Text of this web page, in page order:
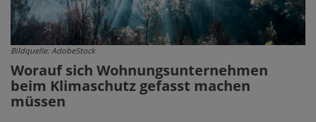
Bildquelle: AdobeStock
Worauf sich Wohnungsunternehmen
beim Klimaschutz gefasst machen
müssen